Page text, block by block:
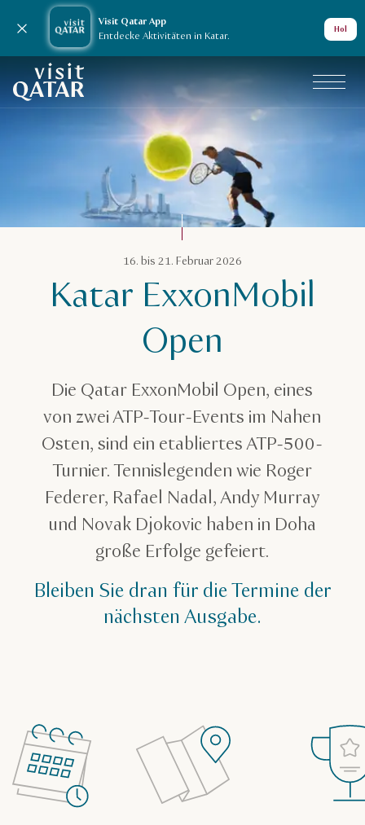
Visit Qatar App
Entdecke Aktivitäten in Katar.
Hol
Nachricht schließen
VisitQatar Homepage
16. bis 21. Februar 2026
Katar ExxonMobil
Open
Die Qatar ExxonMobil Open, eines
von zwei ATP-Tour-Events im Nahen
Osten, sind ein etabliertes ATP-500-
Turnier. Tennislegenden wie Roger
Federer, Rafael Nadal, Andy Murray
und Novak Djokovic haben in Doha
große Erfolge gefeiert.
Bleiben Sie dran für die Termine der
nächsten Ausgabe.